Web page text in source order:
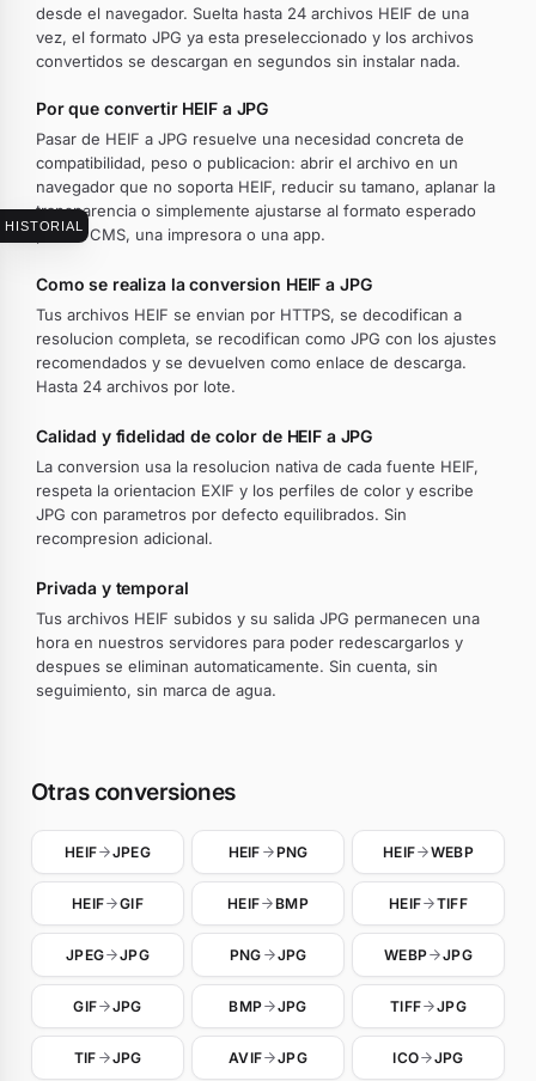
HISTORIAL
desde el navegador. Suelta hasta 24 archivos HEIF de una
vez, el formato JPG ya esta preseleccionado y los archivos
convertidos se descargan en segundos sin instalar nada.
Por que convertir HEIF a JPG
Pasar de HEIF a JPG resuelve una necesidad concreta de
compatibilidad, peso o publicacion: abrir el archivo en un
navegador que no soporta HEIF, reducir su tamano, aplanar la
transparencia o simplemente ajustarse al formato esperado
por un CMS, una impresora o una app.
Como se realiza la conversion HEIF a JPG
Tus archivos HEIF se envian por HTTPS, se decodifican a
resolucion completa, se recodifican como JPG con los ajustes
recomendados y se devuelven como enlace de descarga.
Hasta 24 archivos por lote.
Calidad y fidelidad de color de HEIF a JPG
La conversion usa la resolucion nativa de cada fuente HEIF,
respeta la orientacion EXIF y los perfiles de color y escribe
JPG con parametros por defecto equilibrados. Sin
recompresion adicional.
Privada y temporal
Tus archivos HEIF subidos y su salida JPG permanecen una
hora en nuestros servidores para poder redescargarlos y
despues se eliminan automaticamente. Sin cuenta, sin
seguimiento, sin marca de agua.
Otras conversiones
HEIF JPEG HEIF PNG HEIF WEBP
HEIF GIF HEIF BMP HEIF TIFF
JPEG JPG PNG JPG WEBP JPG
GIF JPG BMP JPG TIFF JPG
TIF JPG AVIF JPG ICO JPG